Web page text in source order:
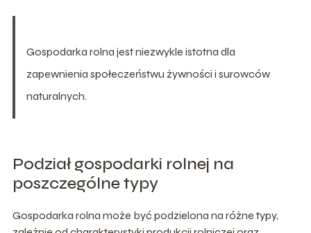
Gospodarka rolna jest niezwykle istotna dla
zapewnienia społeczeństwu żywności i surowców
naturalnych.
Podział gospodarki rolnej na
poszczególne typy
Gospodarka rolna może być podzielona na różne typy,